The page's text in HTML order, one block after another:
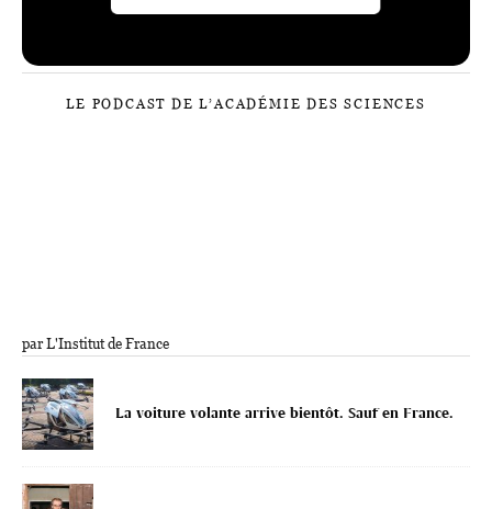
LE PODCAST DE L’ACADÉMIE DES SCIENCES
par L'Institut de France
La voiture volante arrive bientôt. Sauf en France.